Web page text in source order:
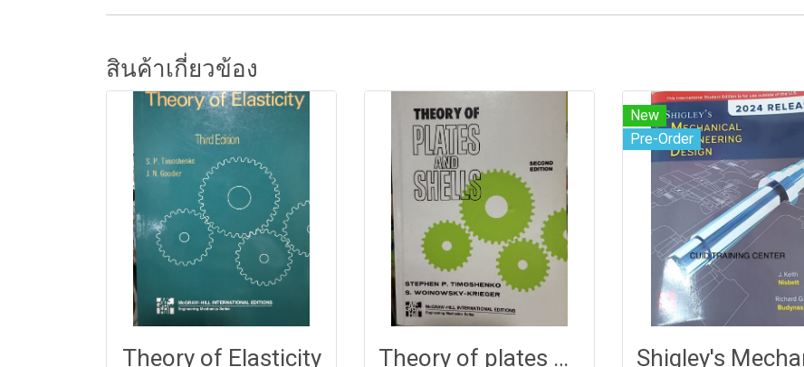
สินค้าเกี่ยวข้อง
Theory of Elasticity Theory of plates and shells
New
Pre-Order